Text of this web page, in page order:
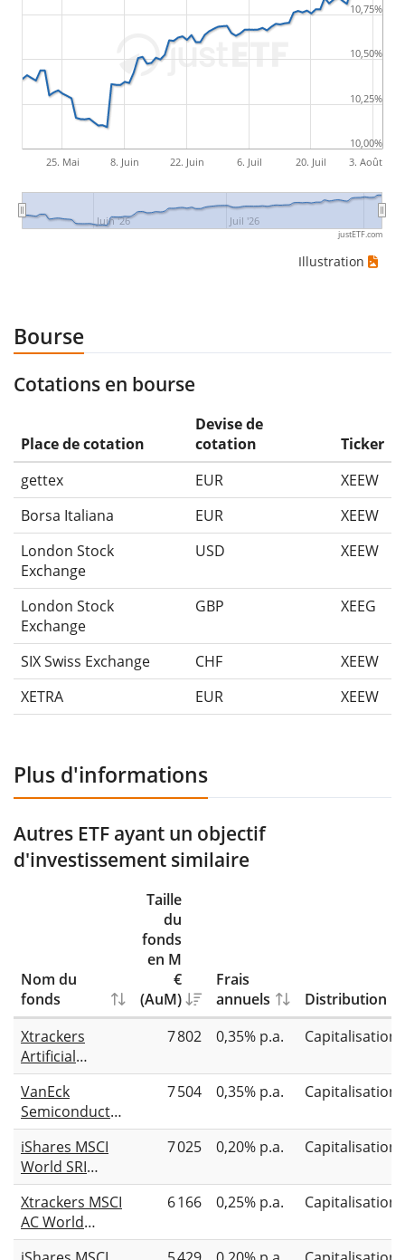
25. Mai 8. Juin 22. Juin 6. Juil 20. Juil 3. Août
Juin '26 Juil '26
10,00%
10,25%
10,50%
10,75%
justETF.com
Illustration
Bourse
Cotations en bourse
Place de cotation
Devise de
cotation
Ticker
gettex
EUR
XEEW
Borsa Italiana
EUR
XEEW
London Stock
Exchange
USD XEEW
London Stock
Exchange
GBP XEEG
SIX Swiss Exchange CHF
XEEW
XETRA
EUR XEEW
Plus d'informations
Autres ETF ayant un objectif
d'investissement similaire
Nom du
fonds
Taille
du
fonds
en M
€
(AuM)
Frais
annuels
Distribution
Xtrackers
Artificial
Intelligence &
Big Data UCITS
ETF 1C
7 802 0,35% p.a. Capitalisation
VanEck
Semiconductor
UCITS ETF
7 504 0,35% p.a. Capitalisation
iShares MSCI
World SRI
UCITS ETF EUR
(Acc)
7 025 0,20% p.a. Capitalisation
Xtrackers MSCI
AC World
Screened
6 166 0,25% p.a. Capitalisation